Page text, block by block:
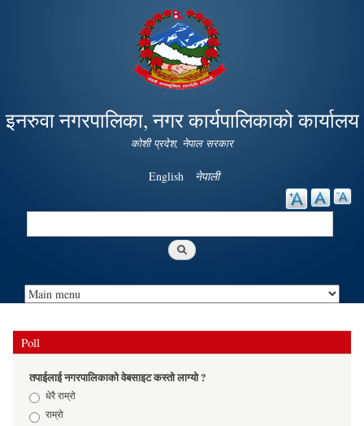
Skip to
main
content
इनरुवा नगरपालिका, नगर कार्यपालिकाको कार्यालय
कोशी प्रदेश, नेपाल सरकार
English नेपाली
Search
Poll
तपाईलाई नगरपालिकाको वेबसाइट कस्तो लाग्यो ?
Choicesधेरै राम्रो
राम्रो